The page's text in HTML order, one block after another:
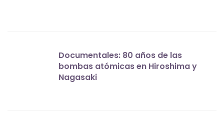
Documentales: 80 años de las
bombas atómicas en Hiroshima y
Nagasaki